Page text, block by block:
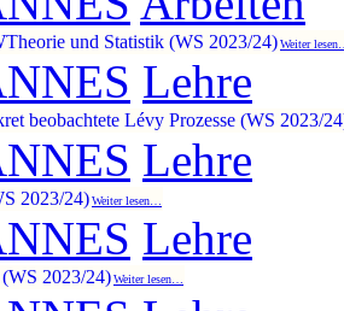
und Statistik (WS 2023/24)Weiter
Lehre
beobachtete Lévy Prozesse (WS 2023/
Lehre
2023/24)Weiter lesen…
Lehre
2023/24)Weiter lesen…